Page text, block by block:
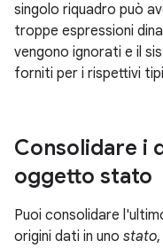
singolo riquadro può
troppe espressioni
vengono ignorati e il
forniti per i rispettivi
Consolidare i
oggetto stato
Puoi consolidare
origini dati in uno stato